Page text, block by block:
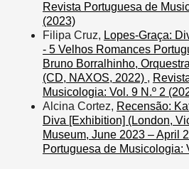
Revista Portuguesa de
(2023)
Filipa Cruz, Lopes-Graça:
- 5 Velhos Romances
Bruno Borralhinho,
(CD, NAXOS, 2022) ,
Musicologia: Vol. 9 N.º 2
Alcina Cortez, Recensão:
Diva [Exhibition] (London,
Museum, June 2023 – April
Portuguesa de Musicologia: